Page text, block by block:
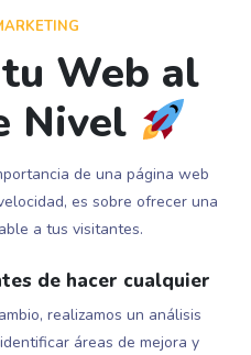
Web al
Nivel
de una página web
es sobre ofrecer una
a tus visitantes.
de hacer cualquier
realizamos un análisis
áreas de mejora y